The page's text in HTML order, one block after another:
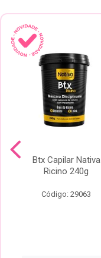
Btx Capilar Nativa
Ricino 240g
Código: 29063